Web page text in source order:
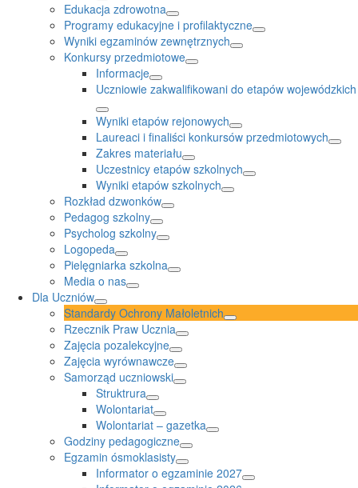
Edukacja zdrowotna
Programy edukacyjne i profilaktyczne
Wyniki egzaminów zewnętrznych
Konkursy przedmiotowe
Informacje
Uczniowie zakwalifikowani do etapów wojewódzkich
Wyniki etapów rejonowych
Laureaci i finaliści konkursów przedmiotowych
Zakres materiału
Uczestnicy etapów szkolnych
Wyniki etapów szkolnych
Rozkład dzwonków
Pedagog szkolny
Psycholog szkolny
Logopeda
Pielęgniarka szkolna
Media o nas
Dla Uczniów
Standardy Ochrony Małoletnich
Rzecznik Praw Ucznia
Zajęcia pozalekcyjne
Zajęcia wyrównawcze
Samorząd uczniowski
Struktrura
Wolontariat
Wolontariat – gazetka
Godziny pedagogiczne
Egzamin ósmoklasisty
Informator o egzaminie 2027